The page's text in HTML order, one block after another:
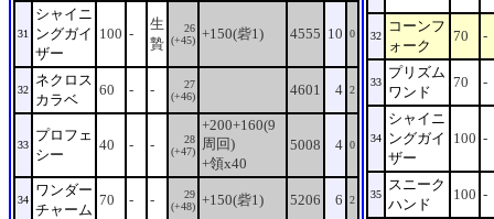
31
シャイニ
ングガイ
ザー
100 -
生
贄
26
(+45) +150(砦1) 4555 10 0
32
ネクロス
カラベ
60 - -
27
(+46)
4601 4 2
33
プロフェ
シー
40 - -
28
(+47)
+200+160(9
周回)
+領x40
5008 4 0
34
ワンダー
チャーム
70 - -
29
(+48) +150(砦1) 5206 6 2
32
コーンフ
ォーク
70 -
33
プリズム
ワンド
70 -
34
シャイニ
ングガイ
ザー
100 -
35
スニーク
ハンド
100 -